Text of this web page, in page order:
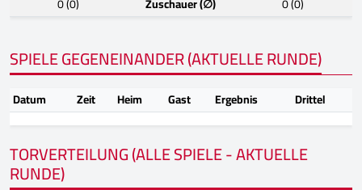
0 (0)
Zuschauer (∅) 0 (0)
SPIELE GEGENEINANDER (AKTUELLE RUNDE)
Datum Zeit Heim Gast Ergebnis Drittel
TORVERTEILUNG (ALLE SPIELE - AKTUELLE
RUNDE)